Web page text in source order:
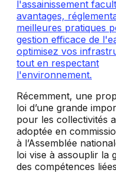
Récemment, une
loi d’une grande
pour les collectivités
adoptée en
à l’Assemblée
loi vise à assouplir la
des compétences